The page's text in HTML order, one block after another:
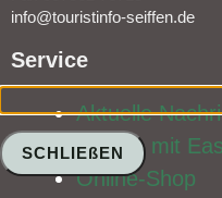
info@touristinfo-seiffen.de
Service​
Aktuelle
Parken mit
Online-Shop
SCHLIEßEN